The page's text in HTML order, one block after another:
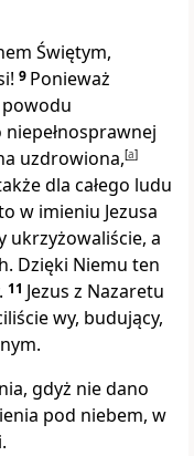
Świętym,
9 Ponieważ
powodu
uzdrowiona,[a]
dla całego ludu
w imieniu Jezusa
ukrzyżowaliście, a
Dzięki Niemu ten
11 Jezus z Nazaretu
wy, budujący,
gdyż nie dano
pod niebem, w